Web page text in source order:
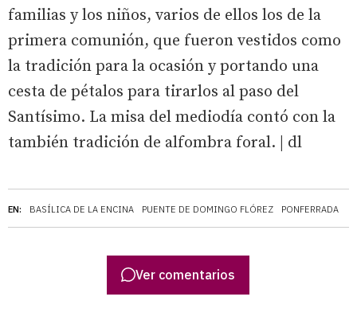
EN: BASÍLICA DE LA ENCINA PUENTE DE DOMINGO FLÓREZ PONFERRADA
familias y los niños, varios de ellos los de la
primera comunión, que fueron vestidos como
la tradición para la ocasión y portando una
cesta de pétalos para tirarlos al paso del
Santísimo. La misa del mediodía contó con la
también tradición de alfombra foral.
| dl
Ver comentarios